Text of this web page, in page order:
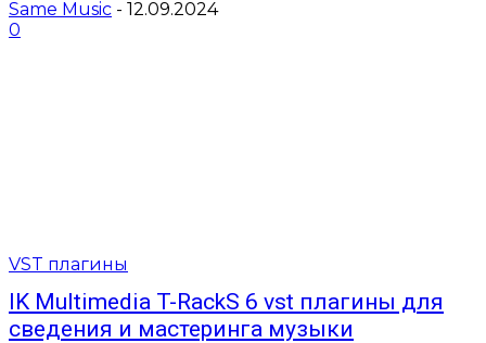
Same Music - 12.09.2024
0
VST плагины
IK Multimedia T-RackS 6 vst плагины для
сведения и мастеринга музыки